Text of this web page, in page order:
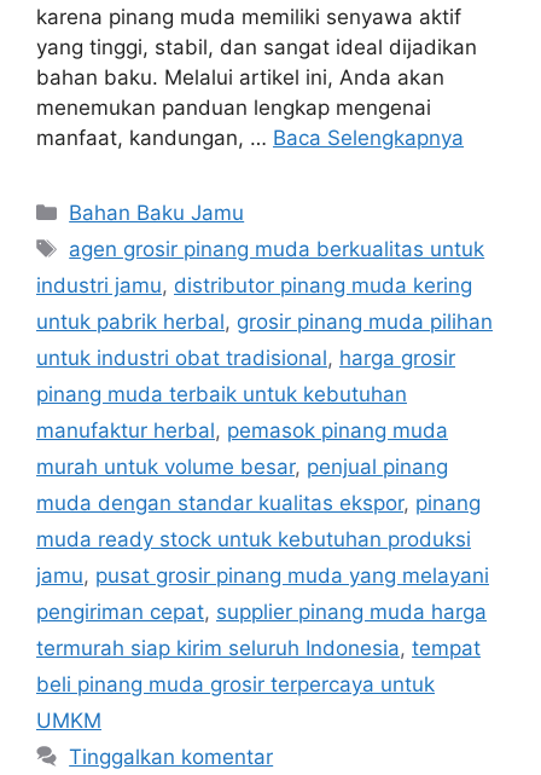
karena pinang muda memiliki senyawa aktif
yang tinggi, stabil, dan sangat ideal dijadikan
bahan baku. Melalui artikel ini, Anda akan
menemukan panduan lengkap mengenai
manfaat, kandungan, … Baca Selengkapnya
Kategori
Bahan Baku Jamu
Tag
agen grosir pinang muda berkualitas untuk
industri jamu, distributor pinang muda kering
untuk pabrik herbal, grosir pinang muda pilihan
untuk industri obat tradisional, harga grosir
pinang muda terbaik untuk kebutuhan
manufaktur herbal, pemasok pinang muda
murah untuk volume besar, penjual pinang
muda dengan standar kualitas ekspor, pinang
muda ready stock untuk kebutuhan produksi
jamu, pusat grosir pinang muda yang melayani
pengiriman cepat, supplier pinang muda harga
termurah siap kirim seluruh Indonesia, tempat
beli pinang muda grosir terpercaya untuk
UMKM
Tinggalkan komentar